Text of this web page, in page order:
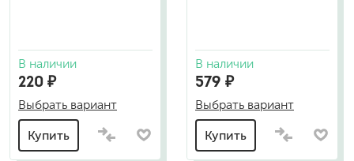
В наличии
220 ₽
Выбрать вариант
Купить
В наличии
579 ₽
Выбрать вариант
Купить